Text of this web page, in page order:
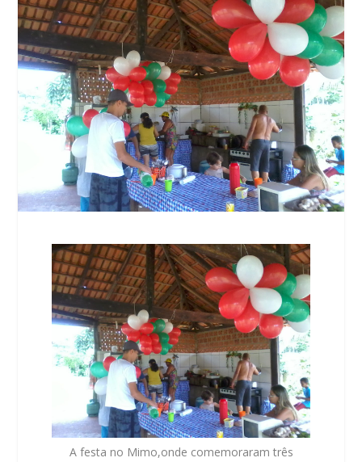
A festa no Mimo,onde comemoraram três